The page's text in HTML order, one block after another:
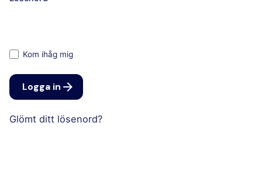
Kom ihåg mig
Logga in
Glömt ditt lösenord?